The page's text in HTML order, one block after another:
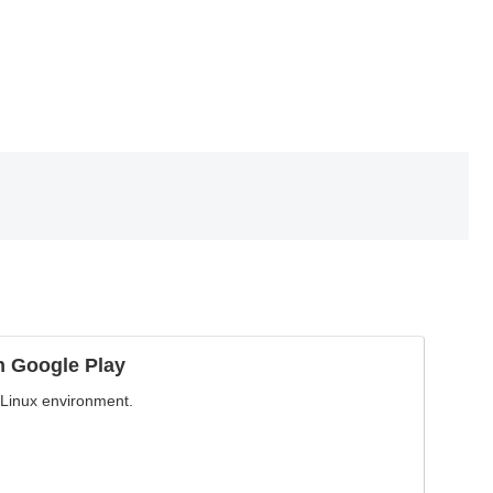
Google Play
environment.